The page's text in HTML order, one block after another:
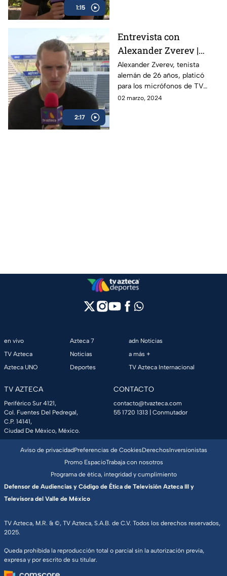
1:15
2:17
Entrevista con
Alexander Zverev |
Abierto Mexicano de
Tenis
Alexander Zverev, tenista
alemán de 26 años, platicó
para los micrófonos de TV
Azteca Deportes durante su
02 marzo, 2024
en vivo
TV Azteca
Azteca UNO
Azteca 7
Noticias
Deportes
adn Noticias
a más +
TV Azteca Internacional
TV AZTECA
Periférico Sur 4121,
Col. Fuentes Del Pedregal,
C.P. 14141,
Ciudad De México, México.
CONTACTO
contacto@tvazteca.com
55 1720 1313 | Conmutador
TV Azteca, M.R. & ©, TV Azteca, S.A.B. de C.V. Todos los derechos reservados,
2025.
Queda prohibida la reproducción total o parcial sin la autorización previa,
expresa y por escrito de su titular.
Aviso de privacidadPreferencias de CookiesDerechosInversionistas
Promo EspacioTrabaja con nosotros
Programa de ética, integridad y cumplimiento
Defensor de Audiencias y Código de Ética de Televisión Azteca III y
Televisora del Valle de México